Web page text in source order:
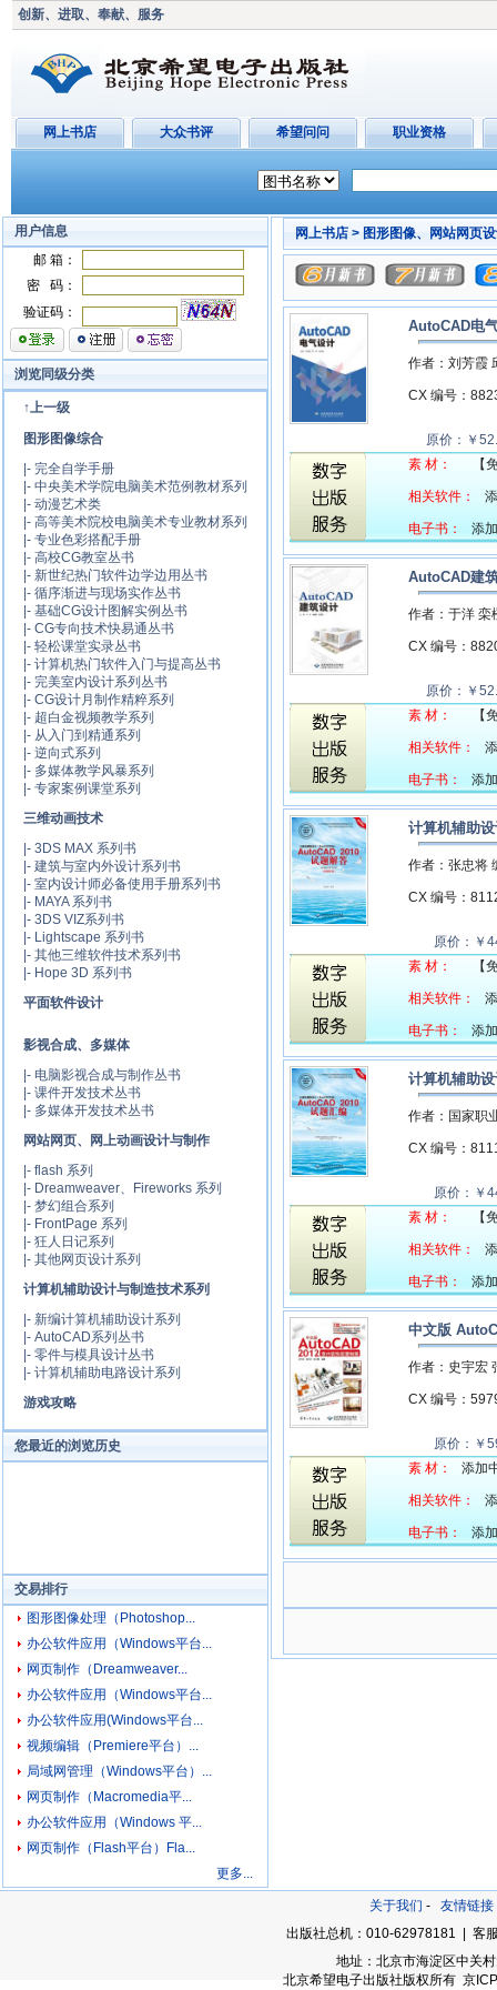
创新、进取、奉献、服务
网上书店 大众书评 希望问问 职业资格
用户信息
邮 箱：
密 码：
验证码：
浏览同级分类
↑上一级
图形图像综合
|- 完全自学手册
|- 中央美术学院电脑美术范例教材系列
|- 动漫艺术类
|- 高等美术院校电脑美术专业教材系列
|- 专业色彩搭配手册
|- 高校CG教室丛书
|- 新世纪热门软件边学边用丛书
|- 循序渐进与现场实作丛书
|- 基础CG设计图解实例丛书
|- CG专向技术快易通丛书
|- 轻松课堂实录丛书
|- 计算机热门软件入门与提高丛书
|- 完美室内设计系列丛书
|- CG设计月制作精粹系列
|- 超白金视频教学系列
|- 从入门到精通系列
|- 逆向式系列
|- 多媒体教学风暴系列
|- 专家案例课堂系列
三维动画技术
|- 3DS MAX 系列书
|- 建筑与室内外设计系列书
|- 室内设计师必备使用手册系列书
|- MAYA 系列书
|- 3DS VIZ系列书
|- Lightscape 系列书
|- 其他三维软件技术系列书
|- Hope 3D 系列书
平面软件设计
影视合成、多媒体
|- 电脑影视合成与制作丛书
|- 课件开发技术丛书
|- 多媒体开发技术丛书
网站网页、网上动画设计与制作
|- flash 系列
|- Dreamweaver、Fireworks 系列
|- 梦幻组合系列
|- FrontPage 系列
|- 狂人日记系列
|- 其他网页设计系列
计算机辅助设计与制造技术系列
|- 新编计算机辅助设计系列
|- AutoCAD系列丛书
|- 零件与模具设计丛书
|- 计算机辅助电路设计系列
游戏攻略
您最近的浏览历史
交易排行
图形图像处理（Photoshop...
办公软件应用（Windows平台...
网页制作（Dreamweaver...
办公软件应用（Windows平台...
办公软件应用(Windows平台...
视频编辑（Premiere平台）...
局域网管理（Windows平台）...
网页制作（Macromedia平...
办公软件应用（Windows 平...
网页制作（Flash平台）Fla...
更多...
网上书店 > 图形图像、网站网页
AutoCAD电
作者：刘芳霞
CX 编号：
原价：￥
素 材：
【
相关软件：
电子书： 添
AutoCAD建
作者：于洋
CX 编号：
原价：￥
素 材：
【
相关软件：
电子书： 添
计算机辅助
作者：张忠将
CX 编号：
原价：￥
素 材：
【
相关软件：
电子书： 添
计算机辅助
作者：国家职
CX 编号：
原价：￥
素 材：
【
相关软件：
电子书： 添
中文版
作者：史宇宏
CX 编号：
原价：￥
素 材：
添加
相关软件：
电子书： 添
关于我们 - 友情链接
出版社总机：010-62978181 | 客
地址：北京市海淀区中关
北京希望电子出版社版权所有 京